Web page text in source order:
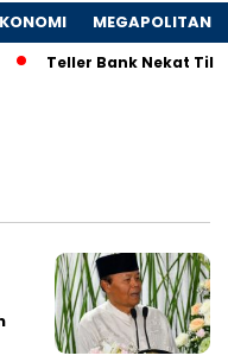
MEGAPOLITAN
Teller Bank Nekat